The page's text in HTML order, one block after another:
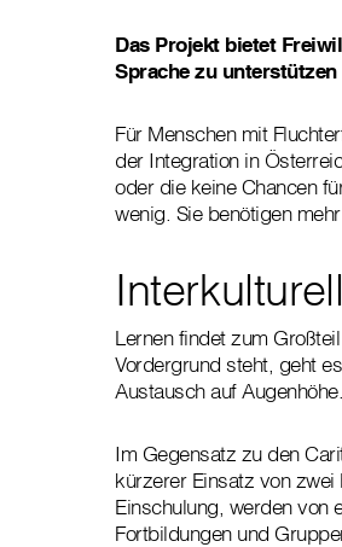
Das Projekt bietet
Sprache zu
Für Menschen mit
der Integration in
oder die keine Chancen
wenig. Sie benötigen
Lernen findet zum
Vordergrund steht, geht
Austausch auf Augenhöhe.
Im Gegensatz zu den
kürzerer Einsatz von
Einschulung, werden von
Fortbildungen und